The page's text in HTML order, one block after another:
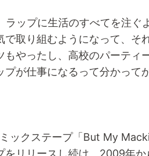
ラップに生活のすべてを注ぐ
で取り組むようになって、そ
もやったし、高校のパーティ
プが仕事になるって分かって
ックステープ「But My
をリリースし続け、2009年